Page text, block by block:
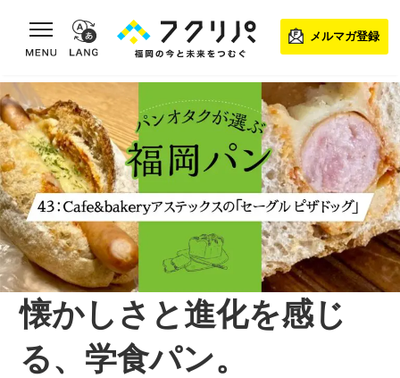
toggle navigation
メルマガ登録
懐かしさと進化を感じ
る、学食パン。